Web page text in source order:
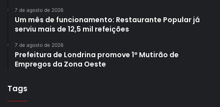
7 de agosto de 2026
Um mês de funcionamento: Restaurante Popular já
serviu mais de 12,5 mil refeições
7 de agosto de 2026
Prefeitura de Londrina promove 1º Mutirão de
Empregos da Zona Oeste
Tags